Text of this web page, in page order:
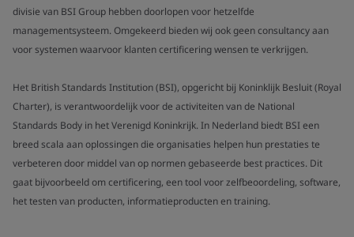
divisie van BSI Group hebben doorlopen voor hetzelfde
managementsysteem. Omgekeerd bieden wij ook geen consultancy aan
voor systemen waarvoor klanten certificering wensen te verkrijgen.
Het British Standards Institution (BSI), opgericht bij Koninklijk Besluit (Royal
Charter), is verantwoordelijk voor de activiteiten van de National
Standards Body in het Verenigd Koninkrijk. In Nederland biedt BSI een
breed scala aan oplossingen die organisaties helpen hun prestaties te
verbeteren door middel van op normen gebaseerde best practices. Dit
gaat bijvoorbeeld om certificering, een tool voor zelfbeoordeling, software,
het testen van producten, informatieproducten en training.